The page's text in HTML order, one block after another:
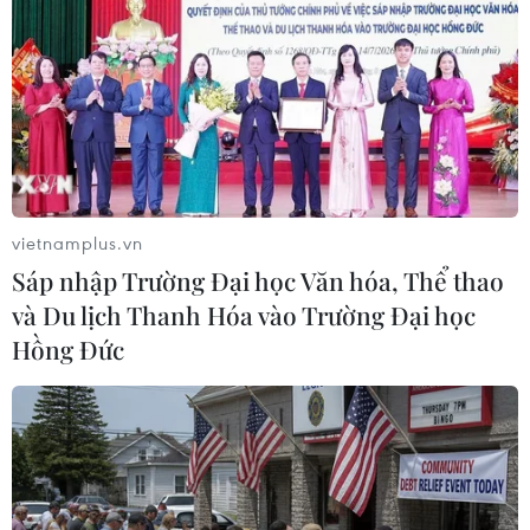
khu vực phía Bắc
19/05/2014 07:54
Ngày 19/5, Toyota Hải Dương, được xây dựng với tổng
vốn đầu tư 1,25 triệu USD, trên tổng diện tích đất
4.360m2, đã chính thức đi vào hoạt động.
vietnamplus.vn
Sáp nhập Trường Đại học Văn hóa, Thể thao
và Du lịch Thanh Hóa vào Trường Đại học
Hồng Đức